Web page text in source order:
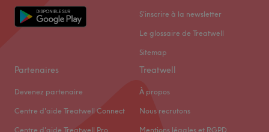
S'inscrire à la newsletter
Le glossaire de Treatwell
Sitemap
Partenaires
Devenez partenaire
Centre d'aide Treatwell Connect
Centre d'aide Treatwell Pro
Treatwell
À propos
Nous recrutons
Mentions légales et RGPD